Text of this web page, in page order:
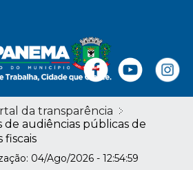
da transparência
de audiências públicas de
fiscais
04/Ago/2026 - 12:54:59